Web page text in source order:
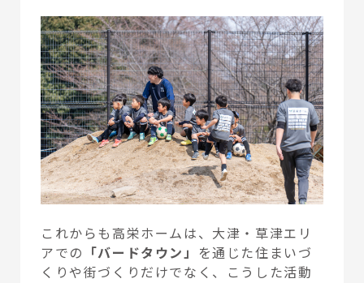
これからも高栄ホームは、大津・草津エリ
アでの
「バードタウン」
を通じた住まいづ
くりや街づくりだけでなく、こうした活動